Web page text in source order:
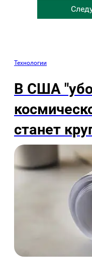
Технологии
В США
станет